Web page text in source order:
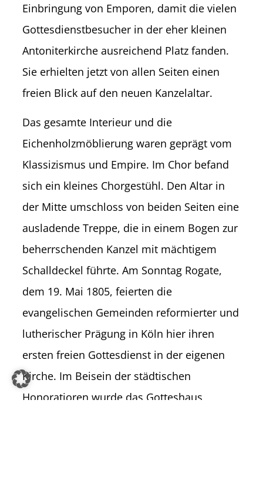
Einbringung von Emporen, damit die vielen
Gottesdienstbesucher in der eher kleinen
Antoniterkirche ausreichend Platz fanden.
Sie erhielten jetzt von allen Seiten einen
freien Blick auf den neuen Kanzelaltar.
Das gesamte Interieur und die
Eichenholzmöblierung waren geprägt vom
Klassizismus und Empire. Im Chor befand
sich ein kleines Chorgestühl. Den Altar in
der Mitte umschloss von beiden Seiten eine
ausladende Treppe, die in einem Bogen zur
beherr­schenden Kanzel mit mächtigem
Schalldeckel führte. Am Sonntag Rogate,
dem 19. Mai 1805, feierten die
evangelischen Gemeinden reformierter und
lutherischer Prägung in Köln hier ihren
ersten freien Gottesdienst in der eigenen
Kirche. Im Beisein der städtischen
Honoratioren wurde das Gotteshaus